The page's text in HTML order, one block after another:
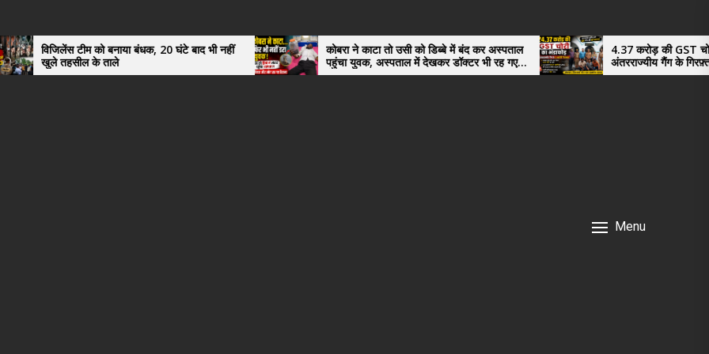
बनाया बंधक, 20 घंटे बाद भी नहीं
कोबरा ने काटा तो उसी को डिब्बे में बंद कर अस्पताल
पहुंचा युवक, अस्पताल में देखकर डॉक्टर भी रह गए
हैरान
4.37 करोड़ की GST चोरी का भंडाफोड़,
अंतरराज्यीय गैंग के गिरफ़्तार तीनो आरोपी ऊधमसिंह
नगर के, साइबर ठगी छोड़ अपनाया नया तरी
Menu